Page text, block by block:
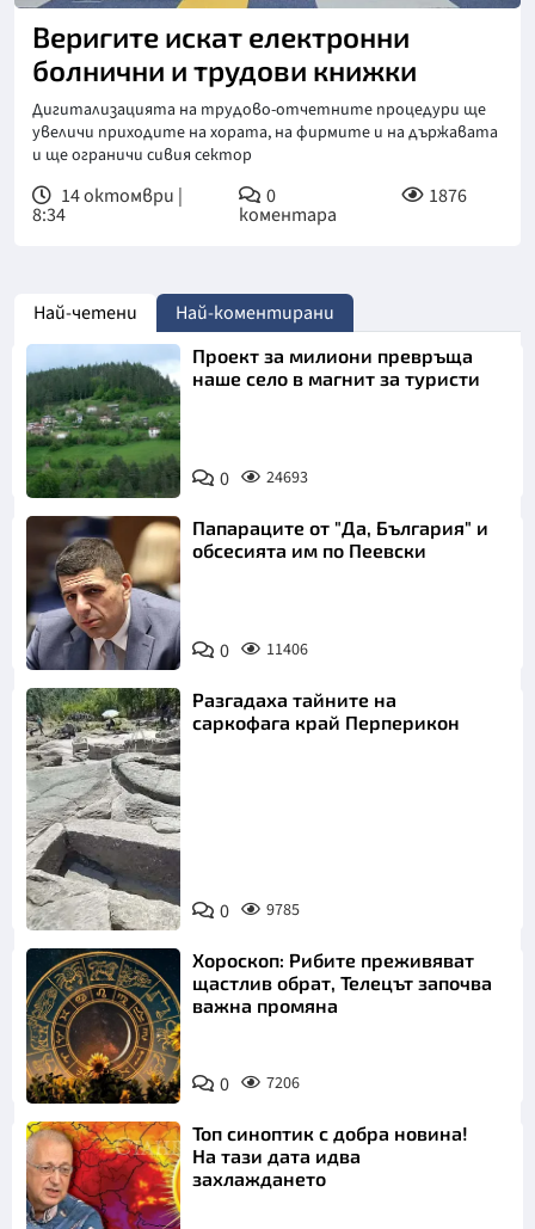
Веригите искат електронни
болнични и трудови книжки
Дигитализацията на трудово-отчетните процедури ще
увеличи приходите на хората, на фирмите и на държавата
и ще ограничи сивия сектор
14 октомври |
8:34
0
коментара
1876
Най-четени Най-коментирани
Проект за милиони превръща
наше село в магнит за туристи
0 24693
Папараците от "Да, България" и
обсесията им по Пеевски
0 11406
Снимка:
Bulgaria ON
AIR
Разгадаха тайните на
саркофага край Перперикон
0 9785
Хороскоп: Рибите преживяват
щастлив обрат, Телецът започва
важна промяна
0 7206
Топ синоптик с добра новина!
На тази дата идва
захлаждането